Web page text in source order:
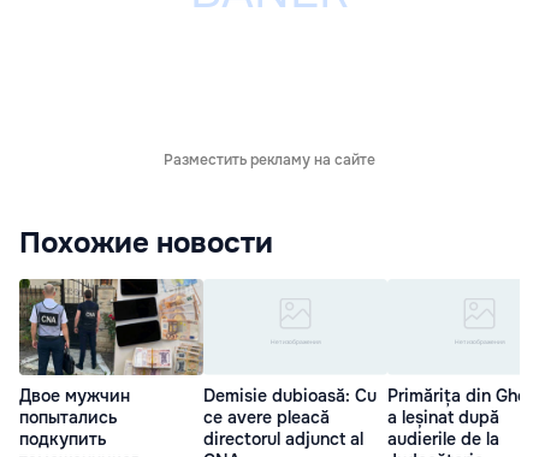
Разместить рекламу на сайте
Похожие новости
Двое мужчин
попытались
подкупить
Demisie dubioasă: Cu
ce avere pleacă
directorul adjunct al
Primărița din
a leșinat după
audierile de la